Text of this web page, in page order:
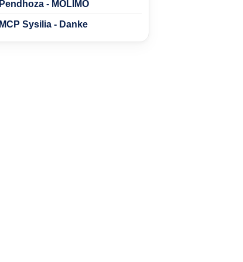
Pendhoza - MOLIMO
MCP Sysilia - Danke